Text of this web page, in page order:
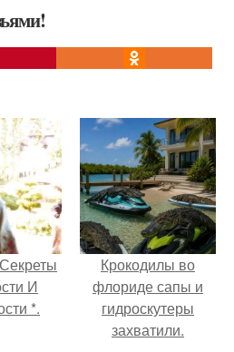
И
*.
Крокодилы во
флориде сапы и
гидроскутеры
захватили.